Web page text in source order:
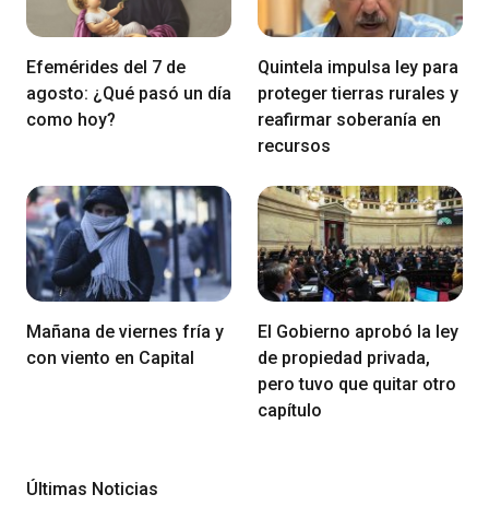
Efemérides del 7 de
agosto: ¿Qué pasó un día
como hoy?
Quintela impulsa ley para
proteger tierras rurales y
reafirmar soberanía en
recursos
Mañana de viernes fría y
con viento en Capital
El Gobierno aprobó la ley
de propiedad privada,
pero tuvo que quitar otro
capítulo
Últimas Noticias